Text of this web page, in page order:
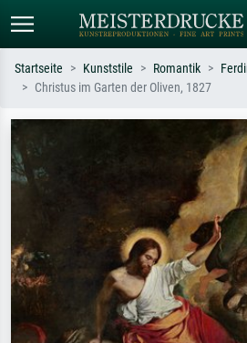
Sternennacht, Impressionismus, Welle
Startseite Kunststile Romantik
Christus im Garten der Oliven, 1827